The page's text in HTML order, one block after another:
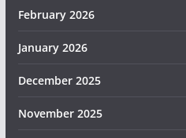
February 2026
January 2026
December 2025
November 2025